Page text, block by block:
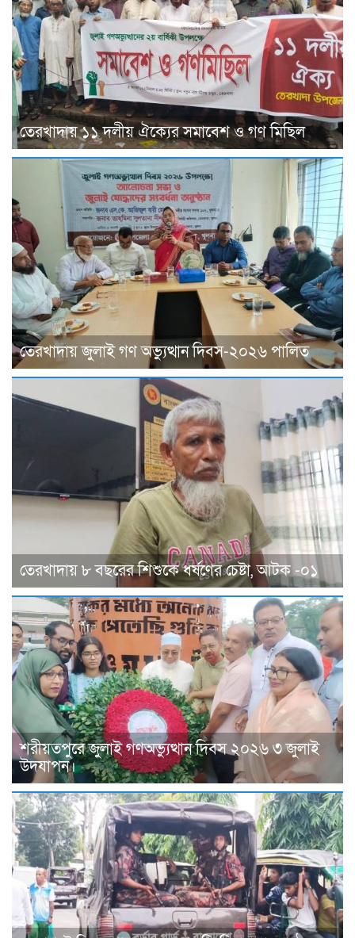
তেরখাদায় ১১ দলীয় ঐক্যের সমাবেশ ও গণ মিছিল
তেরখাদায় জুলাই গণ অভ্যুত্থান দিবস-২০২৬ পালিত
তেরখাদায় ৮ বছরের শিশুকে ধর্ষণের চেষ্টা, আটক -০১
শরীয়তপুরে জুলাই গণঅভ্যুত্থান দিবস ২০২৬ ৩ জুলাই
উদযাপন।